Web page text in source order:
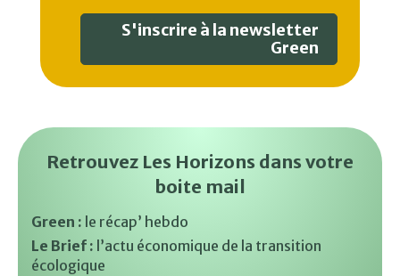
S'inscrire à la newsletter
Green
Retrouvez Les Horizons dans votre
boite mail
Green : le récap’ hebdo
Le Brief : l’actu économique de la transition
écologique